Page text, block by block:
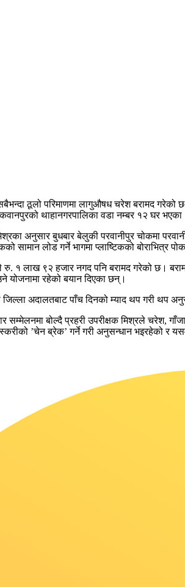
ठूलो परिमाणमा लागुऔषध चरेश बरामद गरेको
थाहानगरपालिका वडा नम्बर १२ घर भएका
अनुसार बुधबार बेलुकी परवानीपुर चोकमा
सामान लोड गर्ने भागमा प्लाष्टिकको बोराभित्र
१ लाख ९२ हजार नगद पनि बरामद गरेको छ।
योजनामा रहेको बयान दिएका छन्।
जिल्ला अदालतबाट पाँच दिनको म्याद थप गरी थप
सम्मेलनमा बोल्दै प्रहरी उपरीक्षक मिश्रले
’चेन ब्रेक’ गर्ने गरी अनुसन्धान भइरहेको र